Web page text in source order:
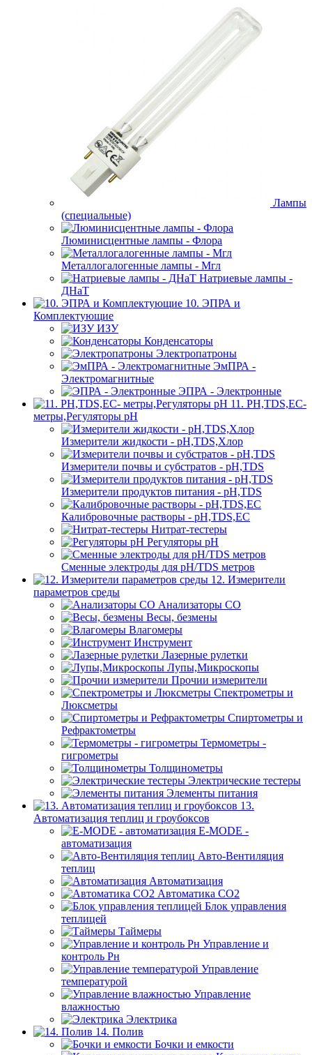
Лампы
(специальные)
Люминисцентные лампы - Флора
Металлогалогенные лампы - Мгл
Натриевые лампы -
ДНаТ
10. ЭПРА и
Комплектующие
ИЗУ
Конденсаторы
Электропатроны
ЭмПРА -
Электромагнитные
ЭПРА - Электронные
11. PH,TDS,EC-
метры,Регуляторы pН
Измерители жидкости - pH,TDS,Хлор
Измерители почвы и субстратов - pH,TDS
Измерители продуктов питания - pH,TDS
Калибровочные растворы - pH,TDS,EC
Нитрат-тестеры
Регуляторы pН
Сменные электроды для pH/TDS метров
12. Измерители
параметров среды
Анализаторы CO
Весы, безмены
Влагомеры
Инструмент
Лазерные рулетки
Лупы,Микроскопы
Прочии измерители
Спектрометры и
Люксметры
Спиртометры и
Рефрактометры
Термометры -
гигрометры
Толщинометры
Электрические тестеры
Элементы питания
13.
Автоматизация теплиц и гроубоксов
E-MODE -
автоматизация
Авто-Вентиляция
теплиц
Автоматизация
Автоматика СО2
Блок управления
теплицей
Таймеры
Управление и
контроль Рн
Управление
температурой
Управление
влажностью
Электрика
14. Полив
Бочки и емкости